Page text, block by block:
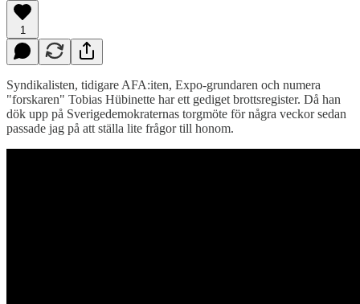
1
Syndikalisten, tidigare AFA:iten, Expo-grundaren och numera
"forskaren" Tobias Hübinette har ett gediget brottsregister. Då han
dök upp på Sverigedemokraternas torgmöte för några veckor sedan
passade jag på att ställa lite frågor till honom.